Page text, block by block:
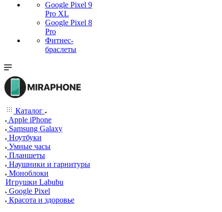
Google Pixel 9
Pro XL
Google Pixel 8
Pro
Фитнес-
браслеты
Каталог
Apple iPhone
Samsung Galaxy
Ноутбуки
Умные часы
Планшеты
Наушники и гарнитуры
Моноблоки
Игрушки Labubu
Google Pixel
Красота и здоровье